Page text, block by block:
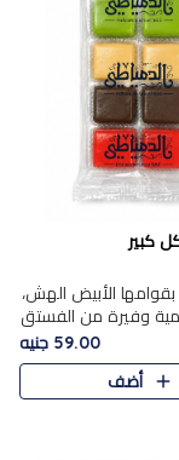
كبير
الأبيض الهش،
وفيرة من الفستق
نكهة غنية وقرمشة
قطعة، لتجربة تجمع
والمذاق..
59.00 جنيه
أضف